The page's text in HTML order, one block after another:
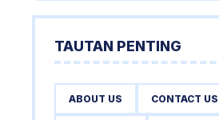
TAUTAN PENTING
ABOUT US CONTACT US